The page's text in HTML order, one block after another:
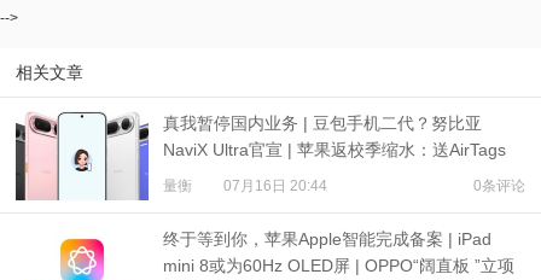
-->
相关文章
真我暂停国内业务 | 豆包手机二代？努比亚
NaviX Ultra官宣 | 苹果返校季缩水：送AirTags
量衡 07月16日 20:44 0条评论
终于等到你，苹果Apple智能完成备案 | iPad
mini 8或为60Hz OLED屏 | OPPO“阔直板 ”立项